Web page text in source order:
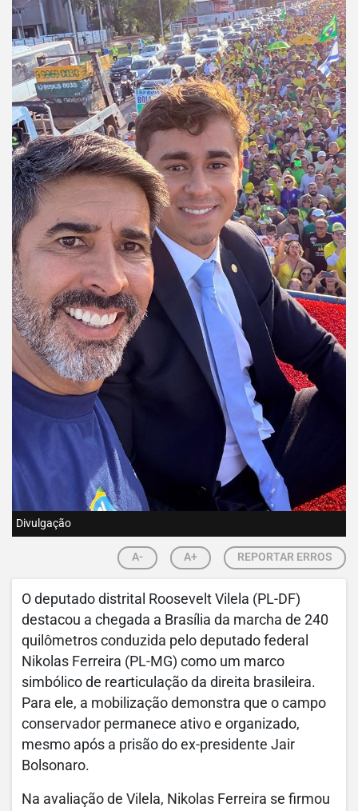
Divulgação
A- A+ REPORTAR ERROS
O deputado distrital Roosevelt Vilela (PL-DF)
destacou a chegada a Brasília da marcha de 240
quilômetros conduzida pelo deputado federal
Nikolas Ferreira (PL-MG) como um marco
simbólico de rearticulação da direita brasileira.
Para ele, a mobilização demonstra que o campo
conservador permanece ativo e organizado,
mesmo após a prisão do ex-presidente Jair
Bolsonaro.
Na avaliação de Vilela, Nikolas Ferreira se firmou